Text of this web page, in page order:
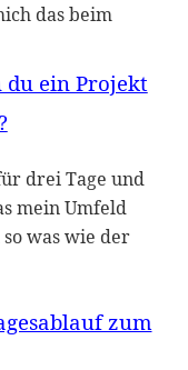
das beim
du ein Projekt
drei Tage und
mein Umfeld
was wie der
zum